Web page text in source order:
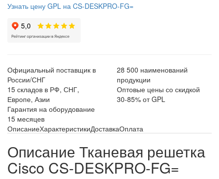
Узнать цену GPL на CS-DESKPRO-FG=
Официальный поставщик в
России/СНГ
28 500 наименований
продукции
15 складов в РФ, СНГ,
Европе, Азии
Оптовые цены со скидкой
30-85% от GPL
Гарантия на оборудование
15 месяцев
ОписаниеХарактеристикиДоставкаОплата
Описание Тканевая решетка
Cisco CS-DESKPRO-FG=